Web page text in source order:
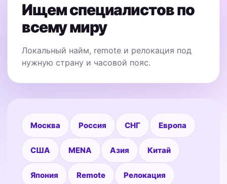
Ищем специалистов по
всему миру
Локальный найм, remote и релокация под
нужную страну и часовой пояс.
Москва Россия СНГ Европа
США MENA Азия Китай
Япония Remote Релокация